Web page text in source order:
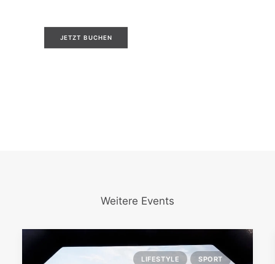
JETZT BUCHEN
Weitere Events
LIFESTYLE SPORT